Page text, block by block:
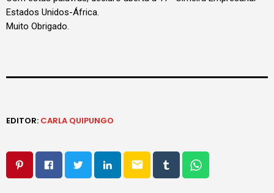
Estados Unidos-África.
Muito Obrigado.
EDITOR: CARLA QUIPUNGO
email